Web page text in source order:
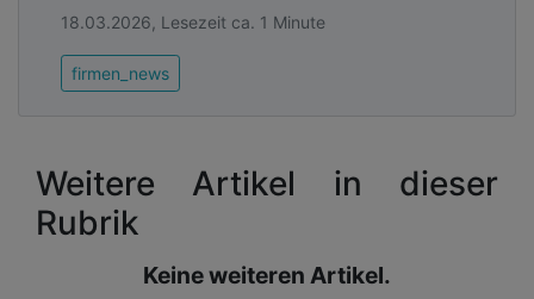
18.03.2026, Lesezeit ca. 1 Minute
firmen_news
Weitere Artikel in dieser
Rubrik
Keine weiteren Artikel.